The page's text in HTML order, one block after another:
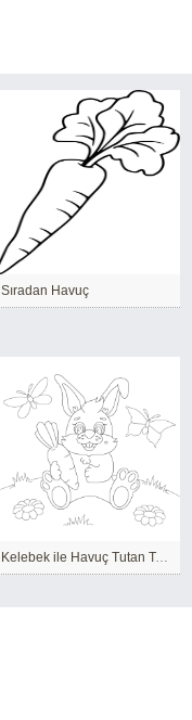
Sıradan Havuç
Kelebek ile Havuç Tutan Tavşan